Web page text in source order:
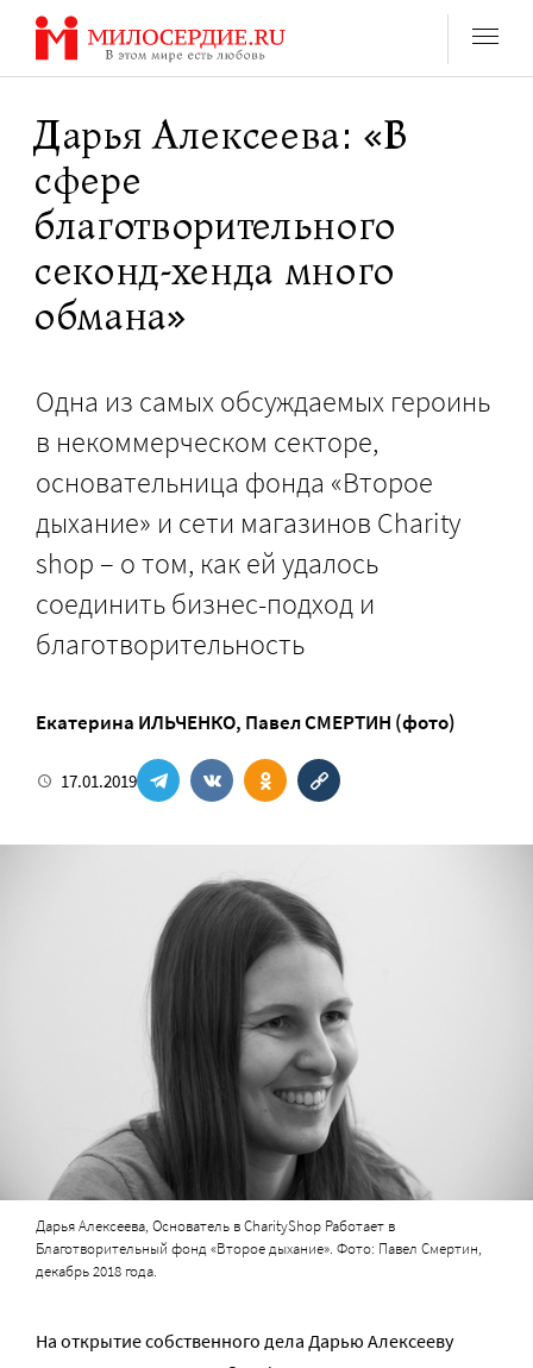
Перейти
содержанию
Дарья Алексеева: «В
сфере
благотворительного
секонд-хенда много
обмана»
Одна из самых обсуждаемых героинь
в некоммерческом секторе,
основательница фонда «Второе
дыхание» и сети магазинов Charity
shop – о том, как ей удалось
соединить бизнес-подход и
благотворительность
Екатерина ИЛЬЧЕНКО, Павел СМЕРТИН (фото)
17.01.2019
Дарья Алексеева, Основатель в CharityShop Работает в
Благотворительный фонд «Второе дыхание». Фото: Павел Смертин,
декабрь 2018 года.
На открытие собственного дела Дарью Алексееву